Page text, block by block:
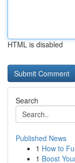
HTML is disabled
Search
Published News
1 How to
1 Boost